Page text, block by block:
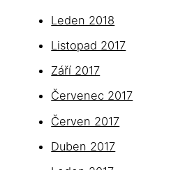
Leden 2018
Listopad 2017
Září 2017
Červenec 2017
Červen 2017
Duben 2017